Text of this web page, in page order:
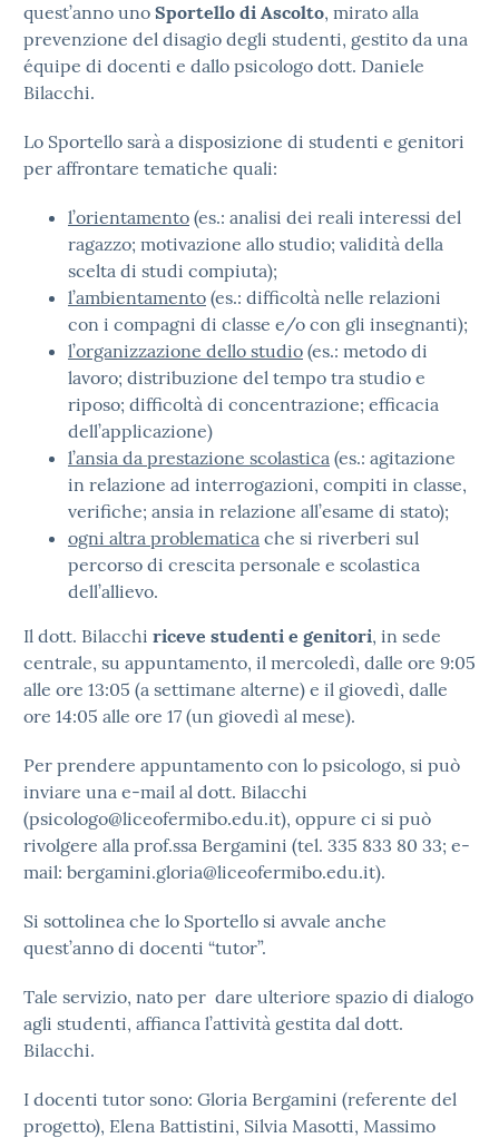
quest’anno uno Sportello di Ascolto, mirato alla
prevenzione del disagio degli studenti, gestito da una
équipe di docenti e dallo psicologo dott. Daniele
Bilacchi.
Lo Sportello sarà a disposizione di studenti e genitori
per affrontare tematiche quali:
l’orientamento (es.: analisi dei reali interessi del
ragazzo; motivazione allo studio; validità della
scelta di studi compiuta);
l’ambientamento (es.: difficoltà nelle relazioni
con i compagni di classe e/o con gli insegnanti);
l’organizzazione dello studio (es.: metodo di
lavoro; distribuzione del tempo tra studio e
riposo; difficoltà di concentrazione; efficacia
dell’applicazione)
l’ansia da prestazione scolastica (es.: agitazione
in relazione ad interrogazioni, compiti in classe,
verifiche; ansia in relazione all’esame di stato);
ogni altra problematica che si riverberi sul
percorso di crescita personale e scolastica
dell’allievo.
Il dott. Bilacchi riceve studenti e genitori, in sede
centrale, su appuntamento, il mercoledì, dalle ore 9:05
alle ore 13:05 (a settimane alterne) e il giovedì, dalle
ore 14:05 alle ore 17 (un giovedì al mese).
Per prendere appuntamento con lo psicologo, si può
inviare una e-mail al dott. Bilacchi
(psicologo@liceofermibo.edu.it), oppure ci si può
rivolgere alla prof.ssa Bergamini (tel. 335 833 80 33; e-
mail: bergamini.gloria@liceofermibo.edu.it).
Si sottolinea che lo Sportello si avvale anche
quest’anno di docenti “tutor”.
Tale servizio, nato per dare ulteriore spazio di dialogo
agli studenti, affianca l’attività gestita dal dott.
Bilacchi.
I docenti tutor sono: Gloria Bergamini (referente del
progetto), Elena Battistini, Silvia Masotti, Massimo